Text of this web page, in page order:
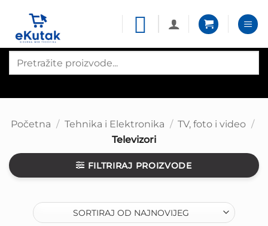
content
search
Početna / Tehnika i Elektronika / TV, foto i video /
Televizori
FILTRIRAJ PROIZVODE